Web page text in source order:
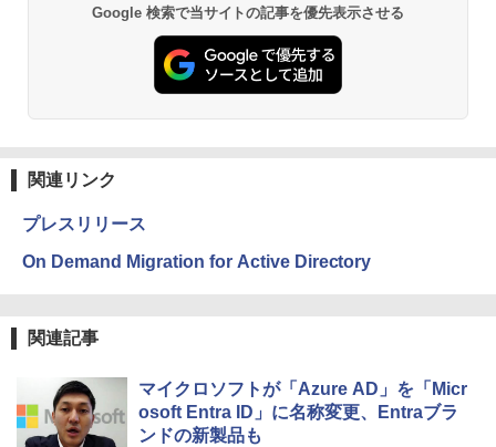
Google 検索で当サイトの記事を優先表示させる
関連リンク
プレスリリース
On Demand Migration for Active Directory
関連記事
マイクロソフトが「Azure AD」を「Micr
osoft Entra ID」に名称変更、Entraブラ
ンドの新製品も